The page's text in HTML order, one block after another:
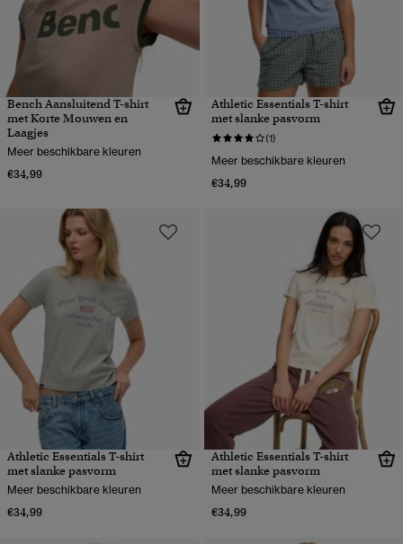
Bench Aansluitend T-shirt
met Korte Mouwen en
Laagjes
Meer beschikbare kleuren
€34,99
Athletic Essentials T-shirt
met slanke pasvorm
(1)
Meer beschikbare kleuren
€34,99
Athletic Essentials T-shirt
met slanke pasvorm
Meer beschikbare kleuren
€34,99
Athletic Essentials T-shirt
met slanke pasvorm
Meer beschikbare kleuren
€34,99